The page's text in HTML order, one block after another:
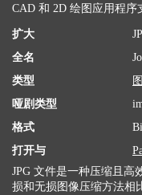
CAD 和 2D 绘图应用程序
扩大
全名
类型
哑剧类型
格式
打开与
JPG 文件是一种压缩且高
损和无损图像压缩方法相